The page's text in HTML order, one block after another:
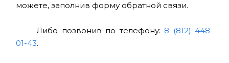
можете, заполнив форму обратной связи.
Либо позвонив по телефону: 8 (812) 448-
01-43.